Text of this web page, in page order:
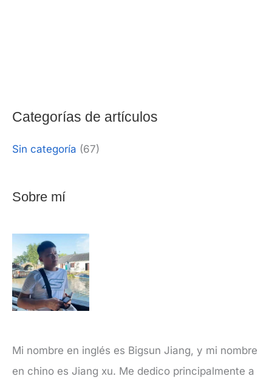
Categorías de artículos
Sin categoría (67)
Sobre mí
Mi nombre en inglés es Bigsun Jiang, y mi nombre
en chino es Jiang xu. Me dedico principalmente a